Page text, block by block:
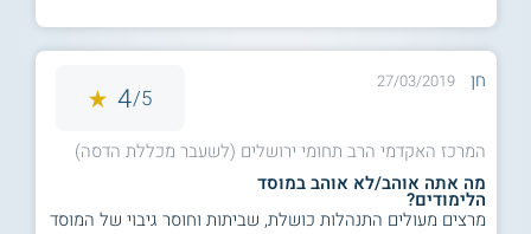
חן 27/03/2019
5/
4
המרכז האקדמי הרב תחומי ירושלים (לשעבר מכללת הדסה)
מה אתה אוהב/לא אוהב במוסד
הלימודים?
מרצים מעולים התנהלות כושלת, שביתות וחוסר גיבוי של המוסד